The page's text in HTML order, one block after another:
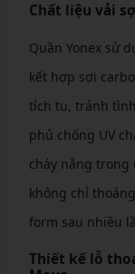
Chất liệu vải
Quần Yonex sử
kết hợp sợi
tích tụ, tránh
phủ chống UV
cháy nắng trong
không chỉ
form sau nhiều
Thiết kế lỗ